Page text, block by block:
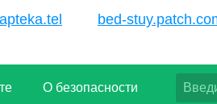
apteka.tel bed-
О безопасности